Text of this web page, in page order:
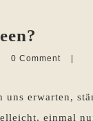
kann
ohne
0 Comment
uns erwarten,
einmal